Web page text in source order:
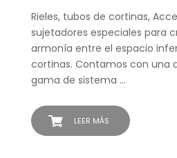
LEER MÁS
Rieles, tubos de cortinas,
sujetadores especiales para
armonía entre el espacio
cortinas. Contamos con una
gama de sistema …